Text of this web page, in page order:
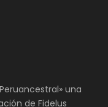
una
de Fidelus